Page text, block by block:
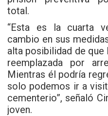
total.
“Esta es la cuarta
cambio en sus
alta posibilidad de que
reemplazada por
Mientras él podría
solo podemos ir a
cementerio”, señaló
joven.